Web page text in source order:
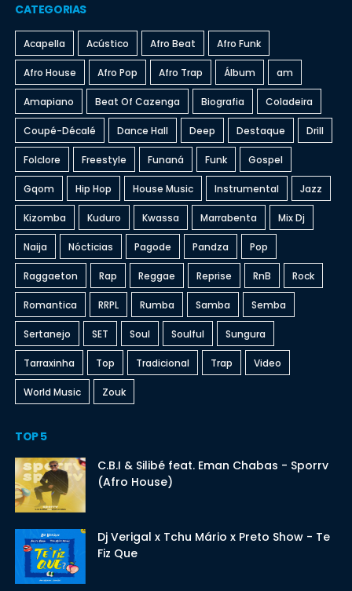
CATEGORIAS
Acapella Acústico Afro Beat Afro Funk
Afro House Afro Pop Afro Trap Álbum am
Amapiano Beat Of Cazenga Biografia Coladeira
Coupé-Décalé Dance Hall Deep Destaque Drill
Folclore Freestyle Funaná Funk Gospel
Gqom Hip Hop House Music Instrumental Jazz
Kizomba Kuduro Kwassa Marrabenta Mix Dj
Naija Nócticias Pagode Pandza Pop
Raggaeton Rap Reggae Reprise RnB Rock
Romantica RRPL Rumba Samba Semba
Sertanejo SET Soul Soulful Sungura
Tarraxinha Top Tradicional Trap Video
World Music Zouk
TOP 5
C.B.I & Silibé feat. Eman Chabas - Sporrv
(Afro House)
Dj Verigal x Tchu Mário x Preto Show - Te
Fiz Que